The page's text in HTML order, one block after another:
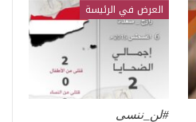
العرض في الرئيسة
#لن_ننسى